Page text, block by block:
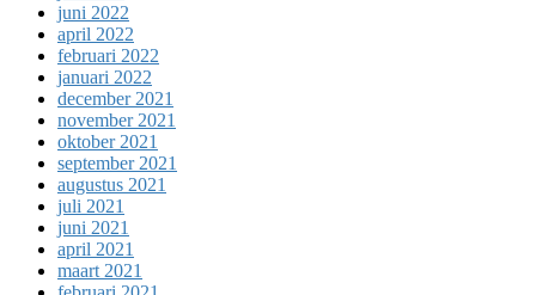
juni 2022
april 2022
februari 2022
januari 2022
december 2021
november 2021
oktober 2021
september 2021
augustus 2021
juli 2021
juni 2021
april 2021
maart 2021